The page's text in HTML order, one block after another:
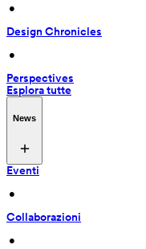
•
Design Chronicles
•
Perspectives
Esplora tutte
News
Eventi
•
Collaborazioni
•